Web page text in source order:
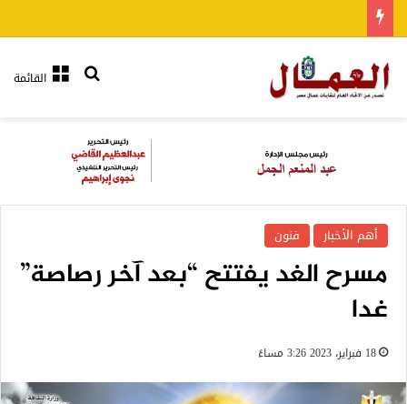
القائمةبحث عن
أهم الأخبار فنون
مسرح الغد يفتتح “بعد آخر رصاصة”
غدا
18 فبراير، 2023 3:26 مساءً